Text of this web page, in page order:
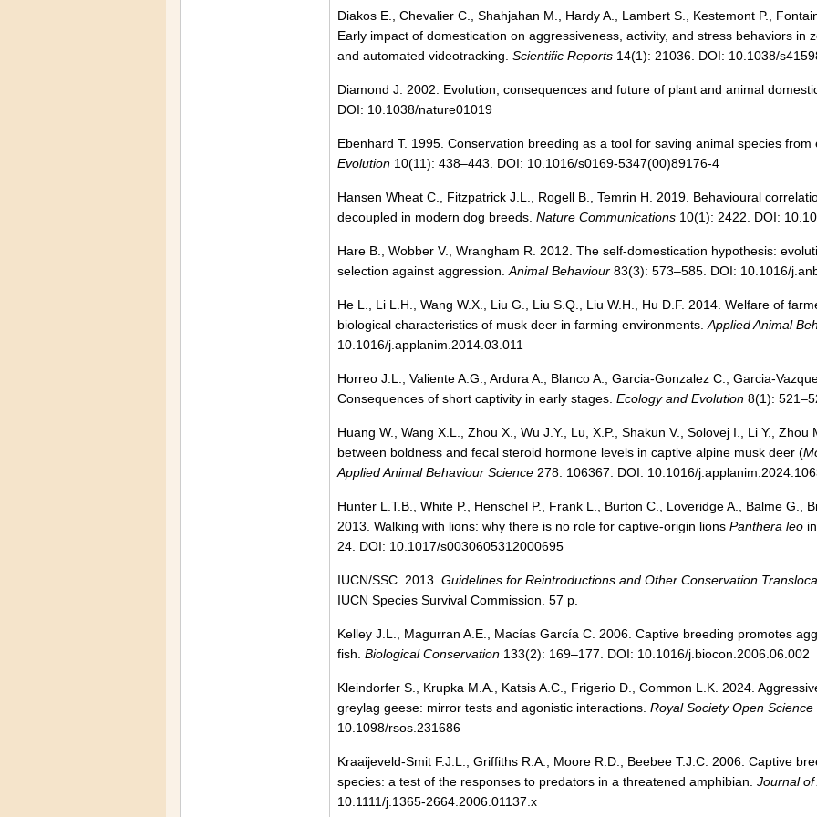
Diakos E., Chevalier C., Shahjahan M., Hardy A., Lambert S., Kestemont P.,
Early impact of domestication on aggressiveness, activity, and stress behaviors in
and automated videotracking. Scientific Reports 14(1): 21036. DOI: 10.1038/
Diamond J. 2002. Evolution, consequences and future of plant and animal
DOI: 10.1038/nature01019
Ebenhard T. 1995. Conservation breeding as a tool for saving animal species
Evolution 10(11): 438–443. DOI: 10.1016/s0169-5347(00)89176-4
Hansen Wheat C., Fitzpatrick J.L., Rogell B., Temrin H. 2019. Behavioural
decoupled in modern dog breeds. Nature Communications 10(1): 2422. DOI:
Hare B., Wobber V., Wrangham R. 2012. The self-domestication hypothesis:
selection against aggression. Animal Behaviour 83(3): 573–585. DOI: 10.1016/
He L., Li L.H., Wang W.X., Liu G., Liu S.Q., Liu W.H., Hu D.F. 2014. Welfare of
biological characteristics of musk deer in farming environments. Applied Animal
10.1016/j.applanim.2014.03.011
Horreo J.L., Valiente A.G., Ardura A., Blanco A., Garcia-Gonzalez C., Garcia-
Consequences of short captivity in early stages. Ecology and Evolution 8(1):
Huang W., Wang X.L., Zhou X., Wu J.Y., Lu, X.P., Shakun V., Solovej I., Li Y.,
between boldness and fecal steroid hormone levels in captive alpine musk deer (
Applied Animal Behaviour Science 278: 106367. DOI: 10.1016/
Hunter L.T.B., White P., Henschel P., Frank L., Burton C., Loveridge A., Balme G.,
2013. Walking with lions: why there is no role for captive-origin lions Panthera leo
24. DOI: 10.1017/s0030605312000695
IUCN/SSC. 2013. Guidelines for Reintroductions and Other Conservation
IUCN Species Survival Commission. 57 p.
Kelley J.L., Magurran A.E., Macías García C. 2006. Captive breeding promotes
fish. Biological Conservation 133(2): 169–177. DOI: 10.1016/j.biocon.2006.06.002
Kleindorfer S., Krupka M.A., Katsis A.C., Frigerio D., Common L.K. 2024.
greylag geese: mirror tests and agonistic interactions. Royal Society Open Science
10.1098/rsos.231686
Kraaijeveld‐Smit F.J.L., Griffiths R.A., Moore R.D., Beebee T.J.C. 2006. Captive
species: a test of the responses to predators in a threatened amphibian. Journal of
10.1111/j.1365-2664.2006.01137.x